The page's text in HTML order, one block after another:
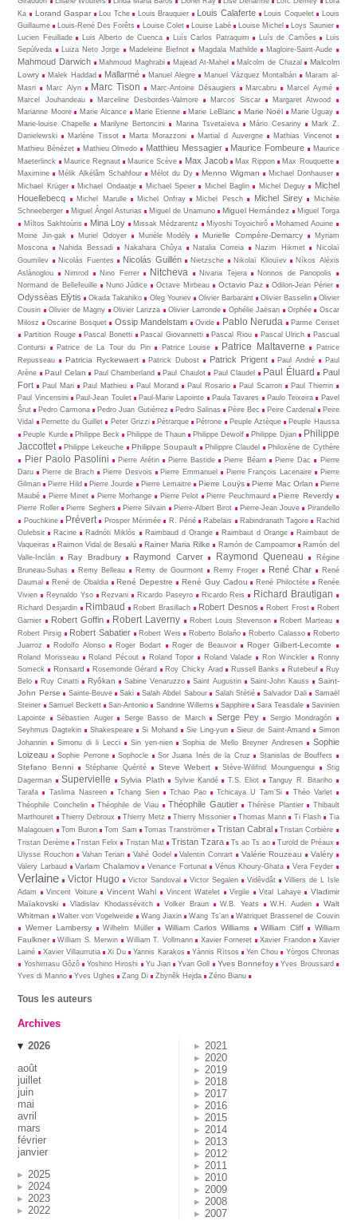
Ka
Lorand Gaspar Lou Tche Louis Brauquier Louis Calaferte Louis Coquelet
Louis
Guillaume
Louis-René Des Forêts Louise Colet Louise Labé Louise Michel
Loys Saunier
Lucien Feuillade
Luis Alberto de Cuenca Luís Carlos Patraquim Luís de Camões
Luis
Sepúlveda
Luiza Neto Jorge Madeleine Biefnot Magdala Mathilde Magloire-Saint-Aude
Mahmoud Darwich Mahmoud Maghrabi Majead At-Mahel Malcolm de Chazal
Malcolm
Lowry
Malek Haddad Mallarmé Manuel Alegre Manuel Vázquez Montalbán
Maram al-
Masri
Marc Alyn Marc Tison Marc-Antoine Désaugiers Marcabru
Marcel Aymé
Marcel Jouhandeau
Marceline Desbordes-Valmore Marcos Siscar
Margaret Atwood
Marianne Moore
Marie Alcance Marie Etienne Marie LeBlanc Marie Noël
Marie Uguay
Marie-louise Chapelle
Marilyne Bertoncini Marina Tsvetaïeva Mário Cesariny
Mark Z.
Danielewski
Marlène Tissot Marta Morazzoni Martial d Auvergne
Mathias Vincenot
Mathieu Bénézet
Mathieu Olmedo Matthieu Messagier Maurice Fombeure
Maurice
Maeterlinck
Maurice Regnaut Maurice Scève Max Jacob Max Rippon
Max Rouquette
Maximine
Mélik Alkélâm Schahfour Mélot du Dy Menno Wigman
Michael Donhauser
Michael Krüger
Michael Ondaatje Michael Speier Michel Baglin Michel Deguy
Michel
Houellebecq
Michel Marulle Michel Onfray Michel Pesch Michel Sirey
Michèle
Schneeberger
Miguel Ángel Asturias Miguel de Unamuno Miguel Hernández
Miguel Torga
Mìltos Sakhtoùris
Mina Loy Missak Médzarentz Miyoshi Toyoichirô
Mohamed Aouine
Moine Jin-gak
Muriel Odoyer Murièle Modély Murielle Compère-Demarcy
Myriam
Moscona
Nahida Bessadi Nakahara Chûya Natalia Correia Nazim Hikmet
Nicolaï
Goumilev
Nicolás Fuentes Nicolás Guillén Nietz­sche Nikolaï Kliouïev
Níkos Alèxis
Aslànoglou
Nimrod Nino Ferrer Nitcheva Nivaria Tejera
Nonnos de Panopolis
Normand de Bellefeuille
Nuno Júdice Octave Mirbeau Octavio Paz Odilon-Jean Périer
Odyssèas Elỳtis Okada Takahiko Oleg Youriev Olivier Barbarant Olivier Basselin
Olivier
Cousin
Olivier de Magny Olivier Larizza Olivier Larronde Ophélie Jaësan Orphée
Oscar
Milosz
Oscarine Bosquet Ossip Mandelstam Ovide Pablo Neruda
Parme Ceriset
Partition Rouge
Pascal Bonetti Pascal Giovannetti Pascal Riou Pascal Ulrich
Pascual
Contursi
Patrice de La Tour du Pin Patrice Louise Patrice Maltaverne
Patrice
Repusseau
Patricia Ryckewaert Patrick Dubost Patrick Prigent Paul André
Paul
Arène
Paul Celan Paul Chamberland Paul Chaulot Paul Claudel Paul Éluard
Paul
Fort
Paul Mari Paul Mathieu Paul Morand Paul Rosario Paul Scarron
Paul Thierrin
Paul Vincensini
Paul-Jean Toulet Paul-Marie Lapointe Paula Tavares Paulo Teixeira
Pavel
Šrut
Pedro Carmona Pedro Juan Gutiérrez Pedro Salinas Pèire Bec Peire Cardenal
Peire
Vidal
Pernette du Guillet Peter Grizzi Pétrarque Pétrone Peuple Aztèque
Peuple Haussa
Peuple Kurde
Philippe Beck Philippe de Thaun Philippe Dewolf Philippe Djian
Philippe
Jaccottet
Philippe Lekeuche Philippe Soupault Philippre Claudel Philoxène de Cythère
Pier Paolo Pasolini Pierre Arétin Pierre Bastide Pierre Béarn Pierre Dac
Pierre
Daru
Pierre de Brach Pierre Desvois Pierre Emmanuel Pierre François Lacenaire
Pierre
Gilman
Pierre Hild Pierre Jourde Pierre Lemaitre Pierre Louÿs Pierre Mac Orlan
Pierre
Maubé
Pierre Minet Pierre Morhange Pierre Pelot Pierre Peuchmaurd Pierre Reverdy
Pierre Roller Pierre Seghers Pierre Silvain Pierre-Albert Birot Pierre-Jean Jouve
Pirandello
Pouchkine
Prévert Prosper Mérimée R. Périé Rabelais Rabindranath Tagore
Rachid
Oulebsir
Racine Radnóti Miklós Raimbaud d Orange Raimbaut d Orange
Raimbaut de
Vaqueiras
Raimon Vidal de Besalú Rainer Maria Rilke Ramón de Campoamor
Ramón del
Valle-Inclán
Ray Bradbury Raymond Carver Raymond Queneau
Régine
Bruneau-Suhas
Remy Belleau Remy de Gourmont Remy Froger René Char
René
Daumal
René de Obaldia René Depestre René Guy Cadou René Philoctète
Renée
Vivien
Reynaldo Yso Rezvani Ricardo Paseyro Ricardo Reis Richard Brautigan
Richard Desjardin Rimbaud Robert Brasillach Robert Desnos Robert Frost
Robert
Garnier
Robert Goffin Robert Laverny Robert Louis Stevenson
Robert Marteau
Robert Pirsig
Robert Sabatier Robert Weis Roberto Bolaño Roberto Calasso
Roberto
Juarroz
Rodolfo Alonso Roger Bodart Roger de Beauvoir Roger Gilbert-Lecomte
Roland Morisseau Roland Pécout Roland Topor Roland Valade Ron Winckler
Ronny
Someck
Ronsard Rosemonde Gérard Roy Chicky Arad Russell Banks Rutebeuf
Ruy
Belo
Ruy Cinatti Ryôkan Sabine Venaruzzo Saint Augustin Saint-John Kauss
Saint-
John Perse
Sainte-Beuve Saki Salah Abdel Sabour Salah Stétié Salvador Dali
Samaël
Steiner
Samuel Beckett San-Antonio Sandrine Willems Sapphire Sara Teasdale
Savinien
Lapointe
Sébastien Auger Serge Basso de March Serge Pey
Sergio Mondragón
Seyhmus Dagtekin
Shakespeare Si Mohand Sie Ling-yun Sieur de Saint-Amand
Simon
Johannin
Simonu di li Lecci Sin yen-nien Sophia de Mello Breyner Andresen
Sophie
Loizeau
Sophie Perrone Sophocle Sor Juana Inés de la Cruz Stanislas de Bouffers
Stefano Benni Stéphanie Quérité Steve Webert Stève-Wilifrid Mounguengui
Stig
Dagerman
Supervielle Sylvia Plath Sylvie Kandé T.S. Eliot
Tanguy R. Bitariho
Tarafa
Taslima Nasreen Tchang Sien Tchao Pao Tchicaya U Tam’Si
Théo Varlet
Théophile Coinchelin
Théophile de Viau Théophile Gautier Thérèse Plantier
Thibault
Marthouret
Thierry Debroux Thierry Metz Thierry Missonier Thomas Mann Ti Flash
Tia
Malagouen
Tom Buron Tom Sam Tomas Tranströmer Tristan Cabral
Tristan Corbière
Tristan Derème
Tristan Felix Tristan Mat Tristan Tzara Ts ao Ts ao
Turold de Préaux
Ulysse Rouchon
Vahan Terian Vahé Godel Valentin Conrart Valérie Rouzeau Valéry
Valery Larbaud Varlam Chalamov Venance Fortunat Vénus Khoury-Ghata Vera Feyder
Verlaine Victor Hugo Victor Sandoval Victor Segalen Vidêvdât
Villiers de L Isle
Adam
Vincent Voiture Vincent Wahl Vincent Watelet Virgile Vital Lahaye
Vladimir
Maïakovski
Vladislav Khodassévitch Volker Braun W.B. Yeats W.H. Auden
Walt
Whitman
Walter von Vogelweide Wang Jiaxin Wang Ts’an Watriquet Brassenel de Couvin
Werner Lambersy Wilhelm Müller William Carlos Williams William Cliff
William
Faulkner
William S. Merwin William T. Vollmann Xavier Forneret Xavier Frandon
Xavier
Lainé
Xavier Villaurrutia Xi Du Yannis Karakos Yànnis Rìtsos Yen Chou
Yòrgos Chronas
Yoshimasu Gôzô
Yoshino Hiroshi Yu Jian Yvan Goll Yves Bonnefoy
Yves Broussard
Yves di Manno
Yves Ughes Zang Di Zbynĕk Hejda Zéno Bianu
Tous les auteurs
Archives
2026
août
juillet
juin
mai
avril
mars
février
janvier
2025
2024
2023
2022
2021
2020
2019
2018
2017
2016
2015
2014
2013
2012
2011
2010
2009
2008
2007